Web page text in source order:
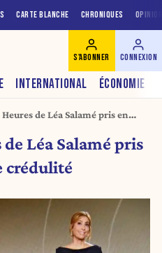
CARTE BLANCHE CHRONIQUES
INTERNATIONAL ÉCONOMIE
S'ABONNER CONNEXION
de Léa Salamé pris en
Léa Salamé pris
crédulité